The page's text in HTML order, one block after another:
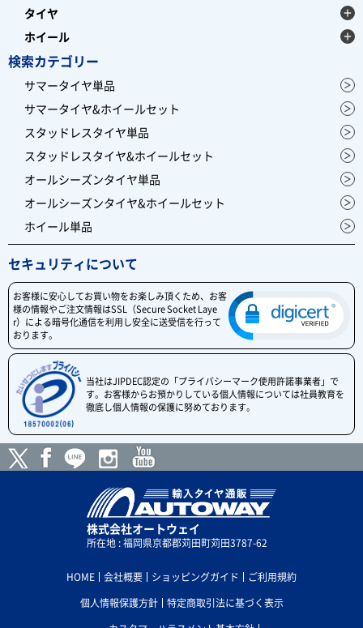
タイヤ
ホイール
検索カテゴリー
サマータイヤ単品
サマータイヤ&ホイールセット
スタッドレスタイヤ単品
スタッドレスタイヤ&ホイールセット
オールシーズンタイヤ単品
オールシーズンタイヤ&ホイールセット
ホイール単品
セキュリティについて
お客様に安心してお買い物をお楽しみ頂くため、お客
様の情報やご注文情報はSSL（Secure Socket Laye
r）による暗号化通信を利用し安全に送受信を行って
おります。
当社はJIPDEC認定の「プライバシーマーク使用許諾事業者」で
す。お客様からお預かりしている個人情報については社員教育を
徹底し個人情報の保護に努めております。
株式会社オートウェイ
所在地 : 福岡県京都郡苅田町苅田3787-62
HOME 会社概要 ショッピングガイド
ご利用規約
個人情報保護方針
特定商取引法に基づく表示